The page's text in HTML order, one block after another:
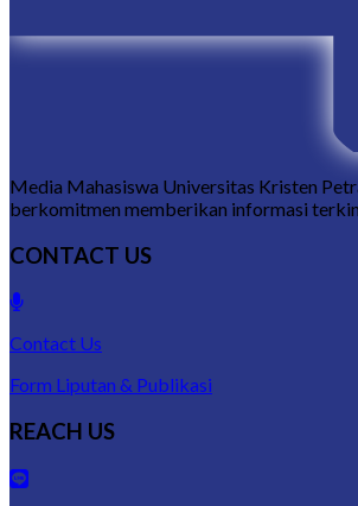
Media Mahasiswa Universitas Kristen
berkomitmen memberikan informasi
CONTACT US
Contact Us
Form Liputan & Publikasi
REACH US